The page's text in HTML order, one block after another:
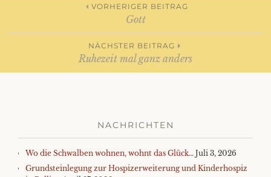
Beitrags-
Navigation
VORHERIGER BEITRAG
Gott
NÄCHSTER BEITRAG
Ruhezeit mal ganz anders
NACHRICHTEN
Wo die Schwalben wohnen, wohnt das Glück… Juli 3, 2026
Grundsteinlegung zur Hospizerweiterung und Kinderhospiz